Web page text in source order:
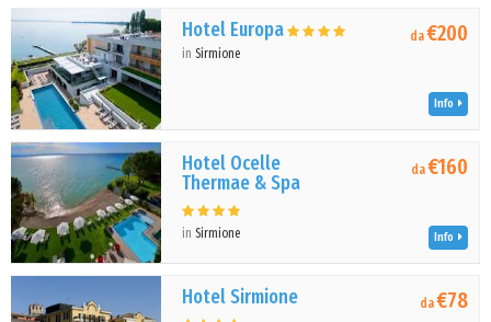
Hotel Europa
inSirmione
da€200
Info
Hotel Ocelle
Thermae & Spa
inSirmione
da€160
Info
Hotel Sirmione da€78